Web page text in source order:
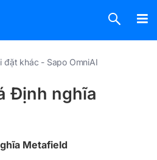
đặt khác - Sapo OmniAI
Định nghĩa
Metafield